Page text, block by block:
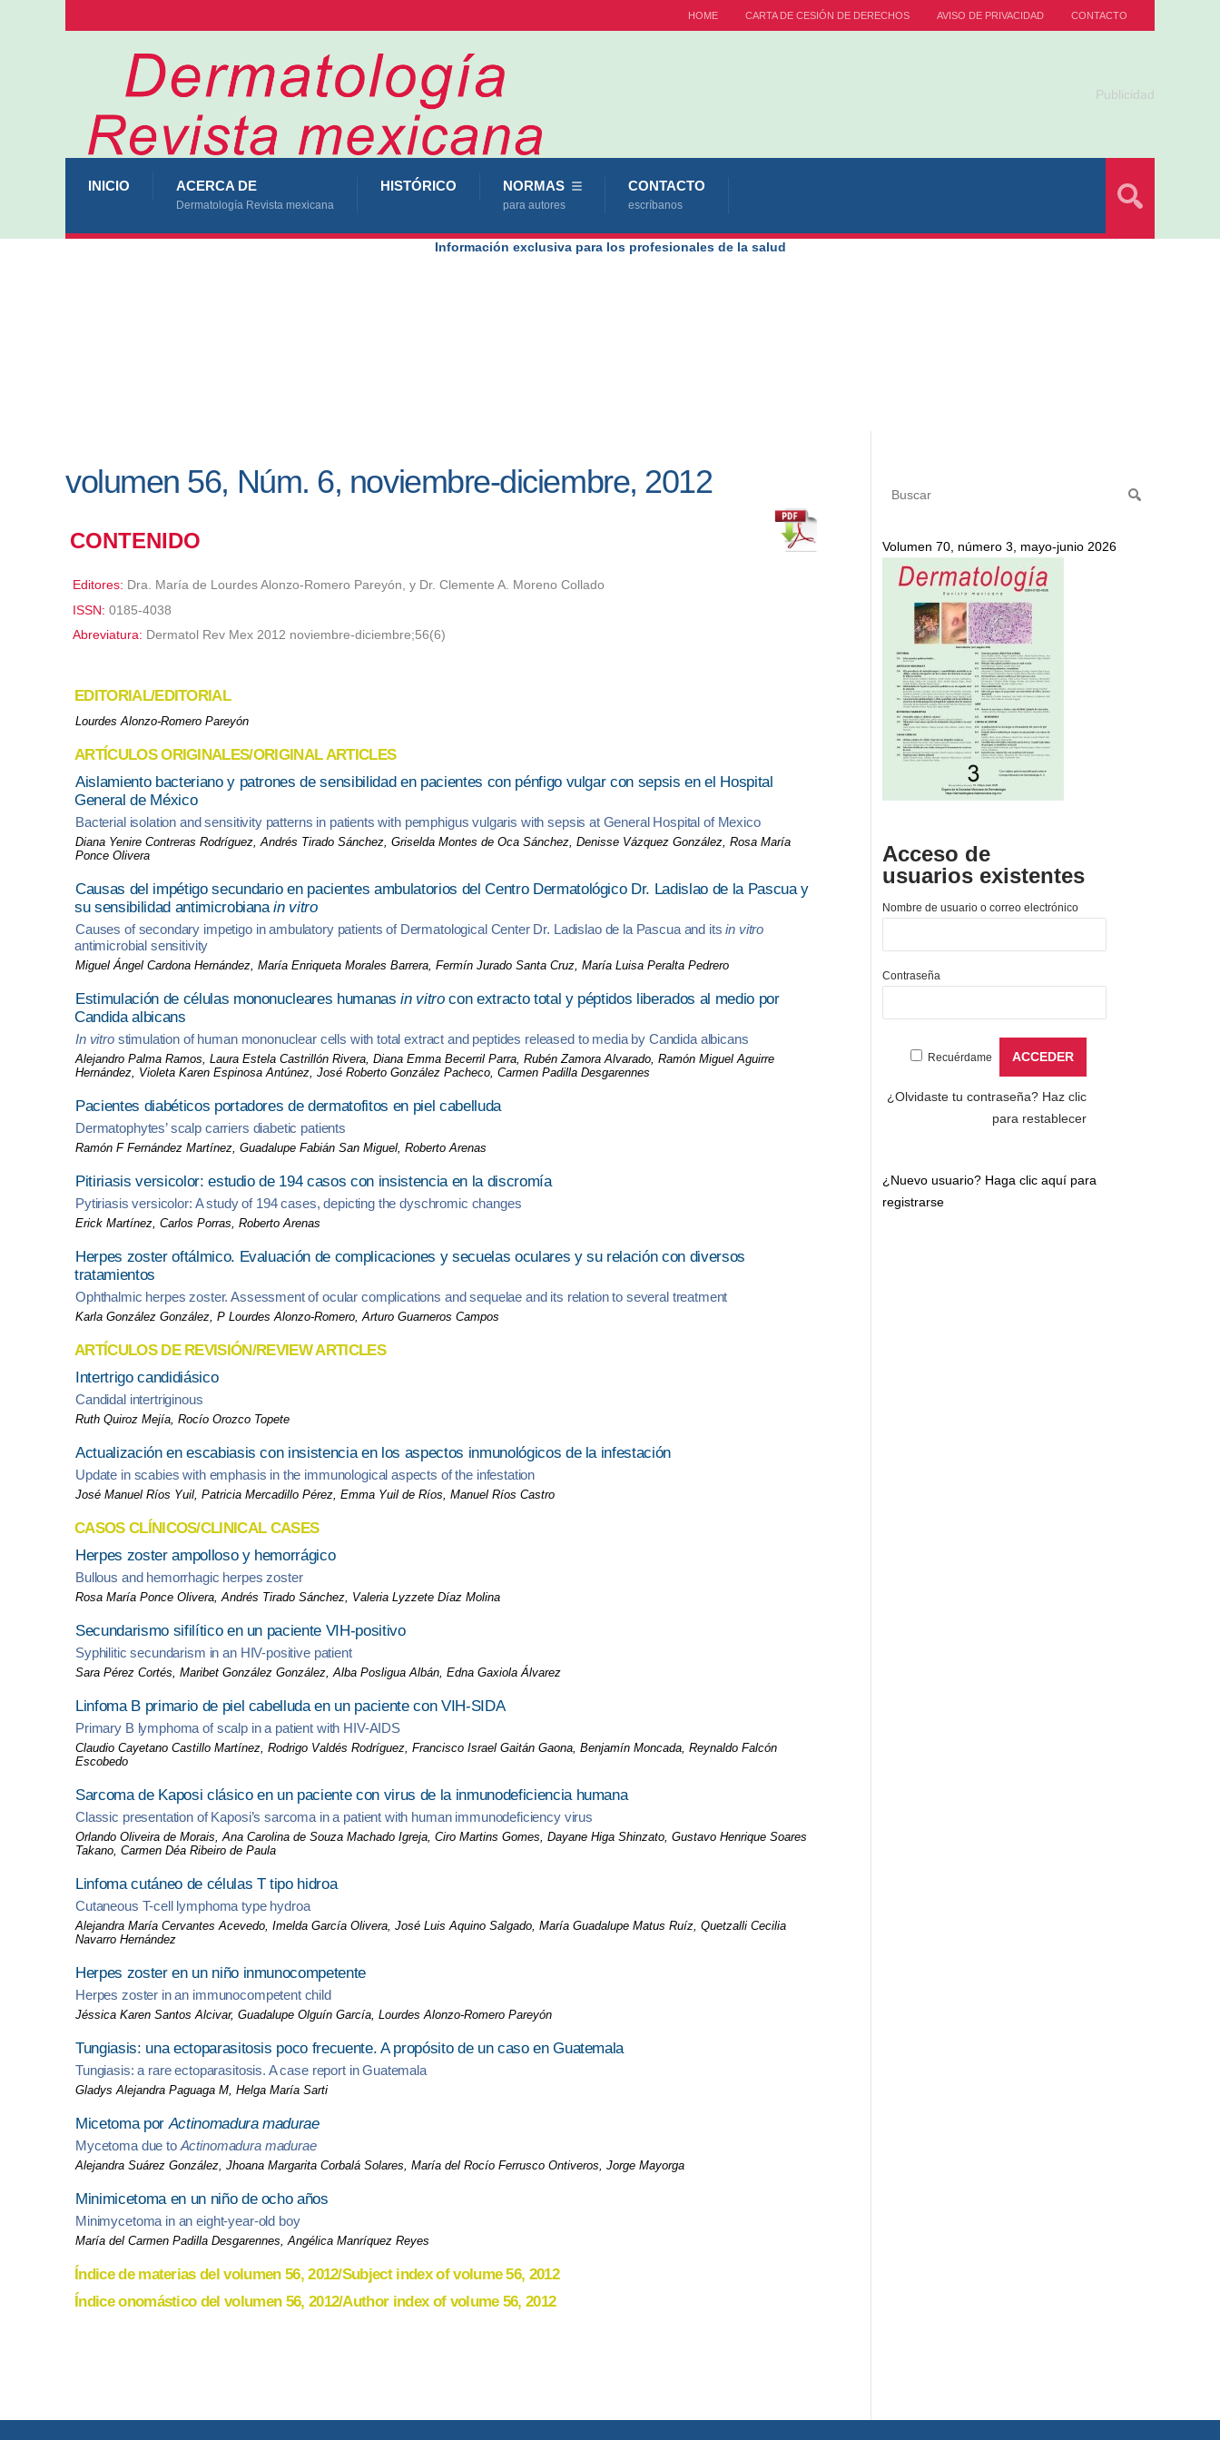
HOME CARTA DE CESIÓN DE DERECHOS AVISO DE PRIVACIDAD CONTACTO
Publicidad
INICIO ACERCA DE
Dermatología Revista mexicana
HISTÓRICO NORMAS
para autores
CONTACTO
escríbanos
Información exclusiva para los profesionales de la salud
volumen 56, Núm. 6, noviembre-diciembre, 2012
CONTENIDO
Editores: Dra. María de Lourdes Alonzo-Romero Pareyón, y Dr. Clemente A. Moreno Collado
ISSN: 0185-4038
Abreviatura: Dermatol Rev Mex 2012 noviembre-diciembre;56(6)
EDITORIAL/EDITORIAL
Lourdes Alonzo-Romero Pareyón
ARTÍCULOS ORIGINALES/ORIGINAL ARTICLES
Aislamiento bacteriano y patrones de sensibilidad en pacientes con pénfigo vulgar con sepsis en el Hospital
General de México
Bacterial isolation and sensitivity patterns in patients with pemphigus vulgaris with sepsis at General Hospital of Mexico
Diana Yenire Contreras Rodríguez, Andrés Tirado Sánchez, Griselda Montes de Oca Sánchez, Denisse Vázquez González, Rosa María
Ponce Olivera
Causas del impétigo secundario en pacientes ambulatorios del Centro Dermatológico Dr. Ladislao de la Pascua y
su sensibilidad antimicrobianain vitro
Causes of secondary impetigo in ambulatory patients of Dermatological Center Dr. Ladislao de la Pascua and itsin vitro
antimicrobial sensitivity
Miguel Ángel Cardona Hernández, María Enriqueta Morales Barrera, Fermín Jurado Santa Cruz, María Luisa Peralta Pedrero
Estimulación de células mononucleares humanasin vitrocon extracto total y péptidos liberados al medio por
Candida albicans
In vitrostimulation of human mononuclear cells with total extract and peptides released to media by Candida albicans
Alejandro Palma Ramos, Laura Estela Castrillón Rivera, Diana Emma Becerril Parra, Rubén Zamora Alvarado, Ramón Miguel Aguirre
Hernández, Violeta Karen Espinosa Antúnez, José Roberto González Pacheco, Carmen Padilla Desgarennes
Pacientes diabéticos portadores de dermatofitos en piel cabelluda
Dermatophytes’ scalp carriers diabetic patients
Ramón F Fernández Martínez, Guadalupe Fabián San Miguel, Roberto Arenas
Pitiriasis versicolor: estudio de 194 casos con insistencia en la discromía
Pytiriasis versicolor: A study of 194 cases, depicting the dyschromic changes
Erick Martínez, Carlos Porras, Roberto Arenas
Herpes zoster oftálmico. Evaluación de complicaciones y secuelas oculares y su relación con diversos
tratamientos
Ophthalmic herpes zoster. Assessment of ocular complications and sequelae and its relation to several treatment
Karla González González, P Lourdes Alonzo-Romero, Arturo Guarneros Campos
ARTÍCULOS DE REVISIÓN/REVIEW ARTICLES
Intertrigo candidiásico
Candidal intertriginous
Ruth Quiroz Mejía, Rocío Orozco Topete
Actualización en escabiasis con insistencia en los aspectos inmunológicos de la infestación
Update in scabies with emphasis in the immunological aspects of the infestation
José Manuel Ríos Yuil, Patricia Mercadillo Pérez, Emma Yuil de Ríos, Manuel Ríos Castro
CASOS CLÍNICOS/CLINICAL CASES
Herpes zoster ampolloso y hemorrágico
Bullous and hemorrhagic herpes zoster
Rosa María Ponce Olivera, Andrés Tirado Sánchez, Valeria Lyzzete Díaz Molina
Secundarismo sifilítico en un paciente VIH-positivo
Syphilitic secundarism in an HIV-positive patient
Sara Pérez Cortés, Maribet González González, Alba Posligua Albán, Edna Gaxiola Álvarez
Linfoma B primario de piel cabelluda en un paciente con VIH-SIDA
Primary B lymphoma of scalp in a patient with HIV-AIDS
Claudio Cayetano Castillo Martínez, Rodrigo Valdés Rodríguez, Francisco Israel Gaitán Gaona, Benjamín Moncada, Reynaldo Falcón
Escobedo
Sarcoma de Kaposi clásico en un paciente con virus de la inmunodeficiencia humana
Classic presentation of Kaposi’s sarcoma in a patient with human immunodeficiency virus
Orlando Oliveira de Morais, Ana Carolina de Souza Machado Igreja, Ciro Martins Gomes, Dayane Higa Shinzato, Gustavo Henrique Soares
Takano, Carmen Déa Ribeiro de Paula
Linfoma cutáneo de células T tipo hidroa
Cutaneous T-cell lymphoma type hydroa
Alejandra María Cervantes Acevedo, Imelda García Olivera, José Luis Aquino Salgado, María Guadalupe Matus Ruíz, Quetzalli Cecilia
Navarro Hernández
Herpes zoster en un niño inmunocompetente
Herpes zoster in an immunocompetent child
Jéssica Karen Santos Alcivar, Guadalupe Olguín García, Lourdes Alonzo-Romero Pareyón
Tungiasis: una ectoparasitosis poco frecuente. A propósito de un caso en Guatemala
Tungiasis: a rare ectoparasitosis. A case report in Guatemala
Gladys Alejandra Paguaga M, Helga María Sarti
Micetoma porActinomadura madurae
Mycetoma due to Actinomadura madurae
Alejandra Suárez González, Jhoana Margarita Corbalá Solares, María del Rocío Ferrusco Ontiveros, Jorge Mayorga
Minimicetoma en un niño de ocho años
Minimycetoma in an eight-year-old boy
María del Carmen Padilla Desgarennes, Angélica Manríquez Reyes
Índice de materias del volumen 56, 2012/Subject index of volume 56, 2012
Índice onomástico del volumen 56, 2012/Author index of volume 56, 2012
Volumen 70, número 3, mayo-junio 2026
Acceso de
usuarios existentes
Nombre de usuario o correo electrónico
Contraseña
Recuérdame
¿Olvidaste tu contraseña? Haz clic
para restablecer
¿Nuevo usuario? Haga clic aquí para
registrarse